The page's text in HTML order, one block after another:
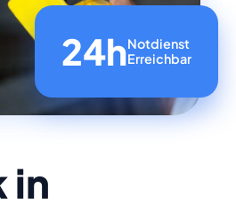
24hNotdienst
Erreichbar
in